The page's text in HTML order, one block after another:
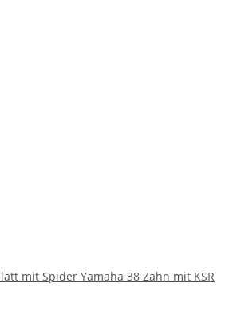
mit Spider Yamaha 38 Zahn mit KSR